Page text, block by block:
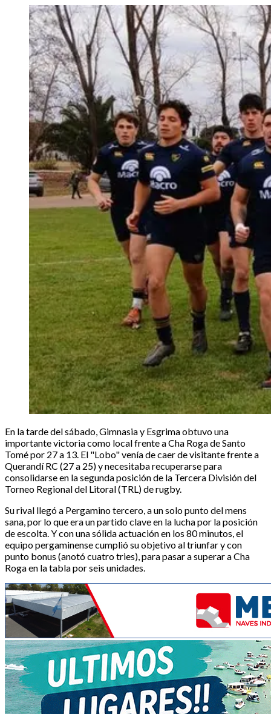
En la tarde del sábado, Gimnasia y Esgrima obtuvo una
importante victoria como local frente a Cha Roga de Santo
Tomé por 27 a 13. El "Lobo" venía de caer de visitante frente a
Querandí RC (27 a 25) y necesitaba recuperarse para
consolidarse en la segunda posición de la Tercera División del
Torneo Regional del Litoral (TRL) de rugby.
Su rival llegó a Pergamino tercero, a un solo punto del mens
sana, por lo que era un partido clave en la lucha por la posición
de escolta. Y con una sólida actuación en los 80 minutos, el
equipo pergaminense cumplió su objetivo al triunfar y con
punto bonus (anotó cuatro tries), para pasar a superar a Cha
Roga en la tabla por seis unidades.